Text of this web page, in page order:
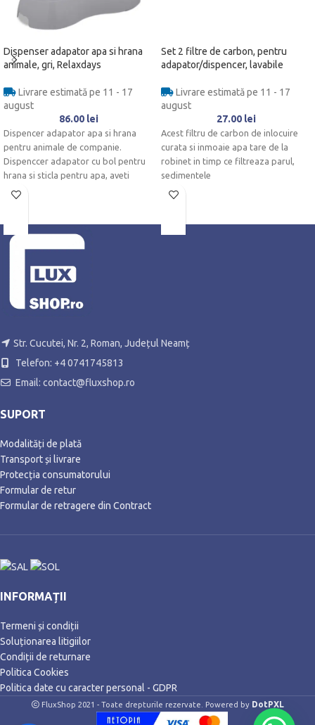
Dispenser adapator apa si hrana
animale, gri, Relaxdays
Livrare estimată pe 11 - 17
august
86.00 lei
Dispencer adapator apa si hrana
pentru animale de companie.
Dispenccer adapator cu bol pentru
hrana si sticla pentru apa, aveti
Set 2 filtre de carbon, pentru
adapator/dispencer, lavabile
Livrare estimată pe 11 - 17
august
27.00 lei
Acest filtru de carbon de inlocuire
curata si inmoaie apa tare de la
robinet in timp ce filtreaza parul,
sedimentele
Str. Cucutei, Nr. 2, Roman, Județul Neamț
Telefon: +4 0741745813
Email: contact@fluxshop.ro
SUPORT
Modalități de plată
Transport și livrare
Protecția consumatorului
Formular de retur
Formular de retragere din Contract
INFORMAȚII
Termeni și condiții
Soluționarea litigiilor
Condiții de returnare
Politica Cookies
Politica date cu caracter personal - GDPR
FluxShop 2021 - Toate drepturile rezervate. Powered by DotPXL